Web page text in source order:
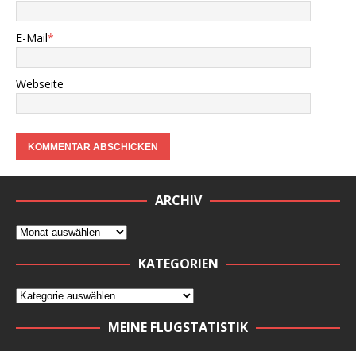
E-Mail*
Webseite
ARCHIV
KATEGORIEN
MEINE FLUGSTATISTIK